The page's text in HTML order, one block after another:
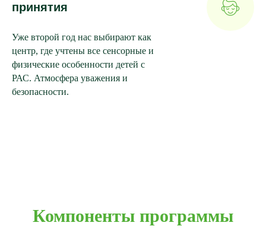
принятия
Уже второй год нас выбирают как
центр, где учтены все сенсорные и
физические особенности детей с
РАС. Атмосфера уважения и
безопасности.
Компоненты программы